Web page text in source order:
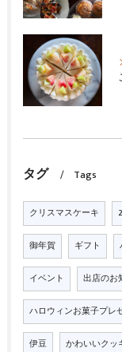
タグ Tags
クリスマスケーキ
御年賀 ギフト
イベント 出店のお
ハロウィンお菓子プレ
伊豆 かわいいクッ